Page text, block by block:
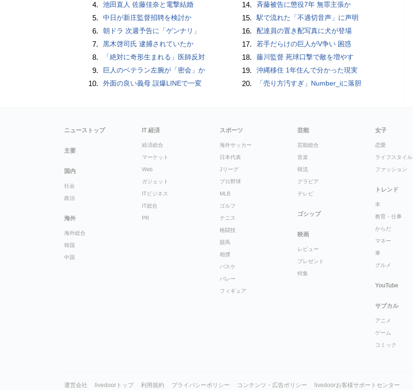
4. 池田直人 佐藤佳奈と電撃結婚
5. 中日が新庄監督招聘を検討か
6. 朝ドラ 次週予告に「ゲンナリ」
7. 黒木啓司氏 逮捕されていたか
8. 「絶対に奇形生まれる」医師反対
9. 巨人のベテラン左腕が「密会」か
10. 外面の良い義母 誤爆LINEで一変
14. 斉藤被告に懲役7年 無罪主張か
15. 駅で流れた「不適切音声」に声明
16. 配達員の置き配写真に犬が登場
17. 若手だらけの巨人がV争い 困惑
18. 藤川監督 死球口撃で敵を増やす
19. 沖縄移住 1年住んで分かった現実
20. 「売り方汚すぎ」Number_iに落胆
ニューストップ
主要
国内
社会
政治
海外
海外総合
韓国
中国
IT 経済
経済総合
マーケット
Web
ガジェット
ITビジネス
IT総合
PR
スポーツ
海外サッカー
日本代表
Jリーグ
プロ野球
MLB
ゴルフ
テニス
格闘技
競馬
相撲
バスケ
バレー
フィギュア
芸能
芸能総合
音楽
韓流
グラビア
テレビ
ゴシップ
映画
レビュー
プレゼント
特集
女子
恋愛
ライフスタイル
ファッション
トレンド
本
教育・仕事
からだ
マネー
車
グルメ
YouTube
サブカル
アニメ
ゲーム
コミック
運営会社 livedoorトップ 利用規約 プライバシーポリシー コンテンツ・広告ポリシー livedoorお客様サポートセンター